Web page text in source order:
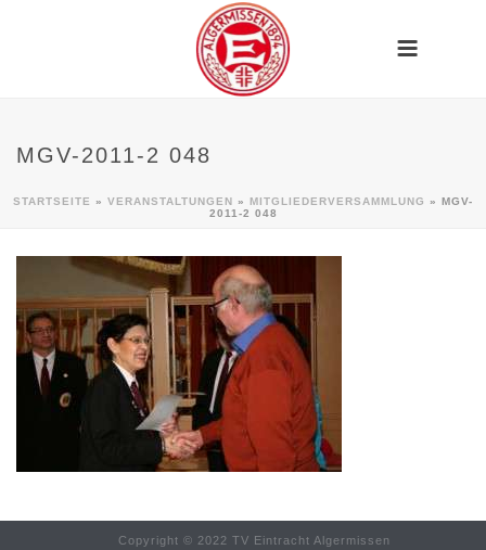
MGV-2011-2 048
STARTSEITE » VERANSTALTUNGEN » MITGLIEDERVERSAMMLUNG » MGV-
2011-2 048
Copyright © 2022 TV Eintracht Algermissen